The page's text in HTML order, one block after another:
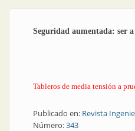
Seguridad aumentada: ser
Tableros de media tensión a
Publicado en: Revista
Número:343